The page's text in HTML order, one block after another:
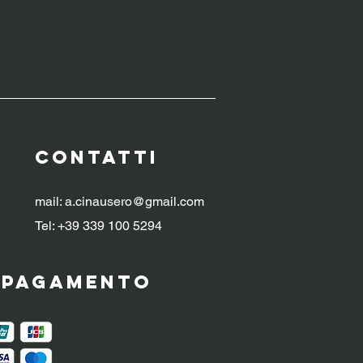
CONTATTI
mail: a.cinausero@gmail.com
Tel: +39 339 100 5294